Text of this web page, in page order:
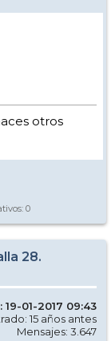
otros
0
28.
19-01-2017 09:43
15 años antes
Mensajes: 3.647